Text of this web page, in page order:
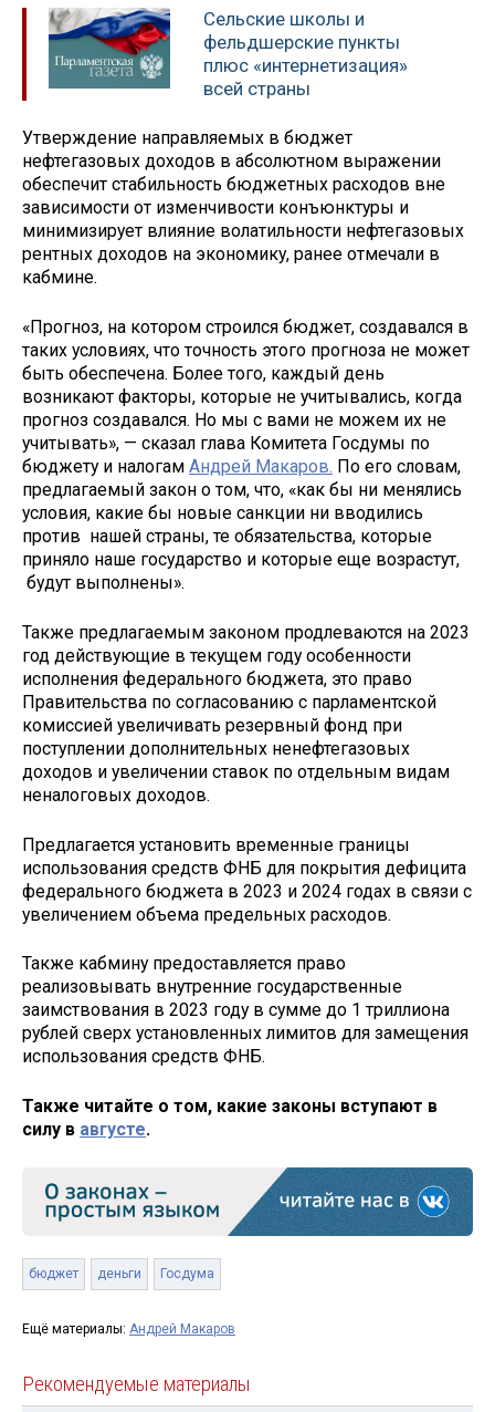
Сельские школы и
фельдшерские пункты
плюс «интернетизация»
всей страны
Утверждение направляемых в бюджет
нефтегазовых доходов в абсолютном выражении
обеспечит стабильность бюджетных расходов вне
зависимости от изменчивости конъюнктуры и
минимизирует влияние волатильности нефтегазовых
рентных доходов на экономику, ранее отмечали в
кабмине.
«Прогноз, на котором строился бюджет, создавался в
таких условиях, что точность этого прогноза не может
быть обеспечена. Более того, каждый день
возникают факторы, которые не учитывались, когда
прогноз создавался. Но мы с вами не можем их не
учитывать», — сказал глава Комитета Госдумы по
бюджету и налогам Андрей Макаров. По его словам,
предлагаемый закон о том, что, «как бы ни менялись
условия, какие бы новые санкции ни вводились
против нашей страны, те обязательства, которые
приняло наше государство и которые еще возрастут,
будут выполнены».
Также предлагаемым законом продлеваются на 2023
год действующие в текущем году особенности
исполнения федерального бюджета, это право
Правительства по согласованию с парламентской
комиссией увеличивать резервный фонд при
поступлении дополнительных ненефтегазовых
доходов и увеличении ставок по отдельным видам
неналоговых доходов.
Предлагается установить временные границы
использования средств ФНБ для покрытия дефицита
федерального бюджета в 2023 и 2024 годах в связи с
увеличением объема предельных расходов.
Также кабмину предоставляется право
реализовывать внутренние государственные
заимствования в 2023 году в сумме до 1 триллиона
рублей сверх установленных лимитов для замещения
использования средств ФНБ.
Также читайте о том, какие законы вступают в
силу в августе.
бюджет деньги Госдума
Ещё материалы: Андрей Макаров
Рекомендуемые материалы